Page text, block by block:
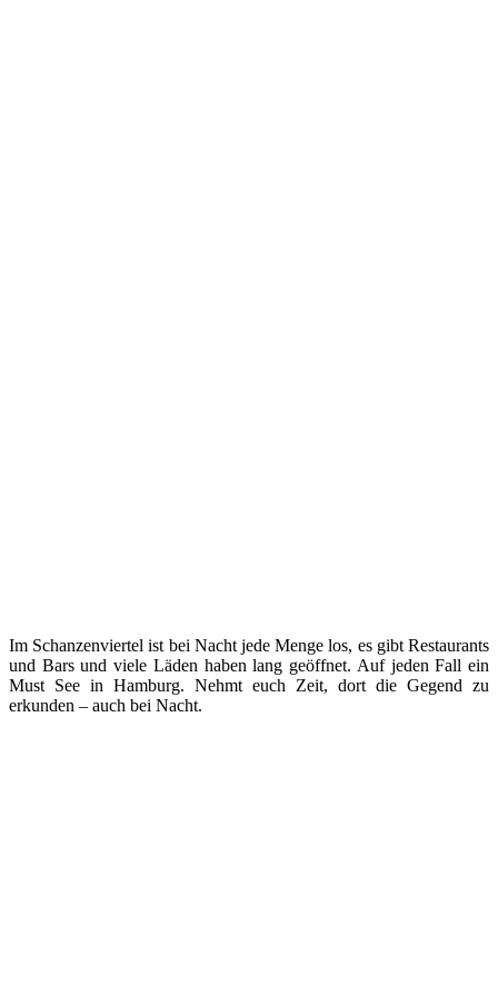
Im Schanzenviertel ist bei Nacht jede Menge los, es gibt Restaurants
und Bars und viele Läden haben lang geöffnet. Auf jeden Fall ein
Must See in Hamburg. Nehmt euch Zeit, dort die Gegend zu
erkunden – auch bei Nacht.